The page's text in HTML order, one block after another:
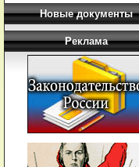
Новые документы
Реклама